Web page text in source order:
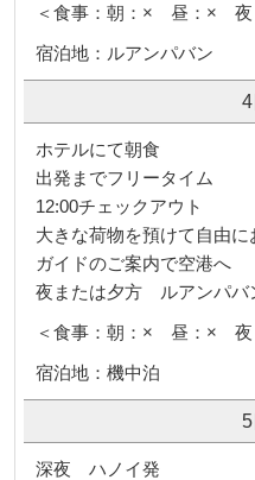
＜食事：朝：× 昼：×
宿泊地：ルアンパバン
4
ホテルにて朝食
出発までフリータイム
12:00チェックアウト
大きな荷物を預けて自由
ガイドのご案内で空港へ
夜または夕方 ルアンパバ
＜食事：朝：× 昼：×
宿泊地：機中泊
深夜 ハノイ発